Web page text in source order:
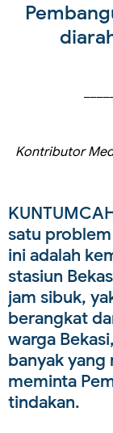
Kontributor
satu
ini adalah
stasiun
jam sibuk,
berangkat
warga
banyak yang
meminta
tindakan.